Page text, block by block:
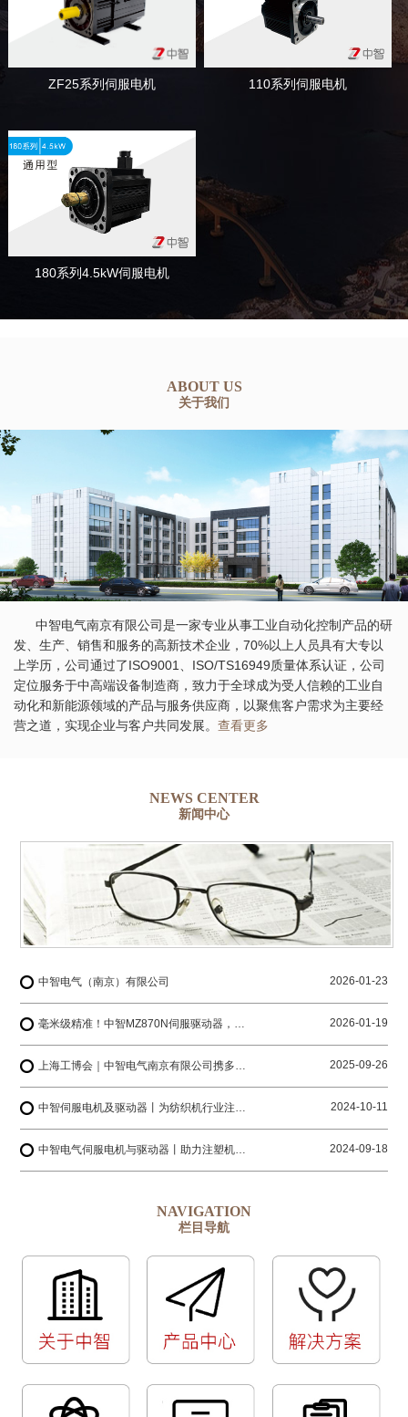
ZF25系列伺服电机 110系列伺服电机
180系列4.5kW伺服电机
ABOUT US
关于我们
中智电气南京有限公司是一家专业从事工业自动化控制产品的研
发、生产、销售和服务的高新技术企业，70%以上人员具有大专以
上学历，公司通过了ISO9001、ISO/TS16949质量体系认证，公司
定位服务于中高端设备制造商，致力于全球成为受人信赖的工业自
动化和新能源领域的产品与服务供应商，以聚焦客户需求为主要经
营之道，实现企业与客户共同发展。 查看更多
NEWS CENTER
新闻中心
中智电气（南京）有限公司 2026-01-23
毫米级精准！中智MZ870N伺服驱动器，解锁工业4.0智造密码 2026-01-19
上海工博会｜中智电气南京有限公司携多系列产品与您相约上海国家会展中心 2025-09-26
中智伺服电机及驱动器丨为纺织机行业注入创新动力 2024-10-11
中智电气伺服电机与驱动器丨助力注塑机生产厂家迈向更高水平 2024-09-18
NAVIGATION
栏目导航